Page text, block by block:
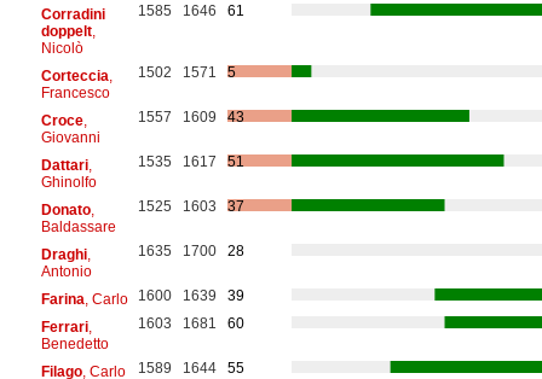
Corradini
doppelt,
Nicolò
1585 1646 61
Corteccia
Francesco
1502 1571 5
Croce,
Giovanni
1557 1609 43
Dattari,
Ghinolfo
1535 1617 51
Donato,
Baldassare
1525 1603 37
Draghi,
Antonio
1635 1700 28
Farina , Carlo 1600 1639
39
Ferrari,
Benedetto
1603 1681 60
Filago, Carlo 1589 1644
55